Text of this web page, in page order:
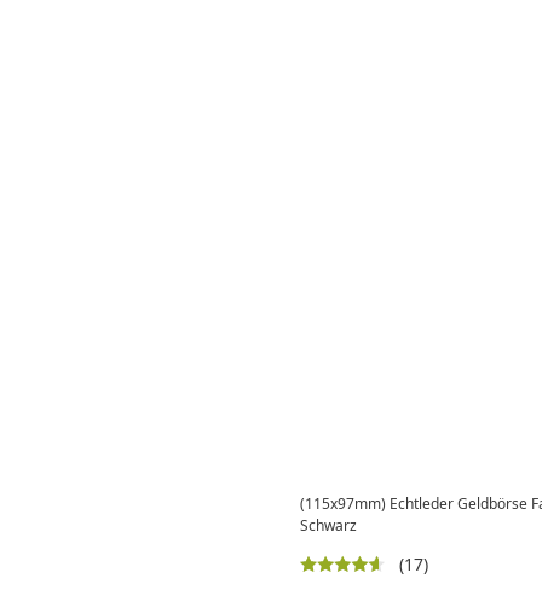
(115x97mm) Echtleder Geldbörse
Schwarz
(17)